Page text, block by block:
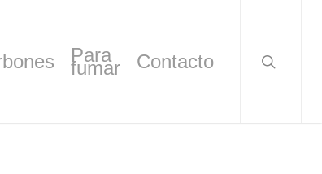
Para
fumar Contacto